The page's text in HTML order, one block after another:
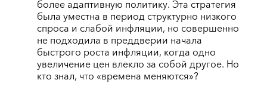
более адаптивную политику. Эта стратегия
была уместна в период структурно низкого
спроса и слабой инфляции, но совершенно
не подходила в преддверии начала
быстрого роста инфляции, когда одно
увеличение цен влекло за собой другое. Но
кто знал, что «времена меняются»?